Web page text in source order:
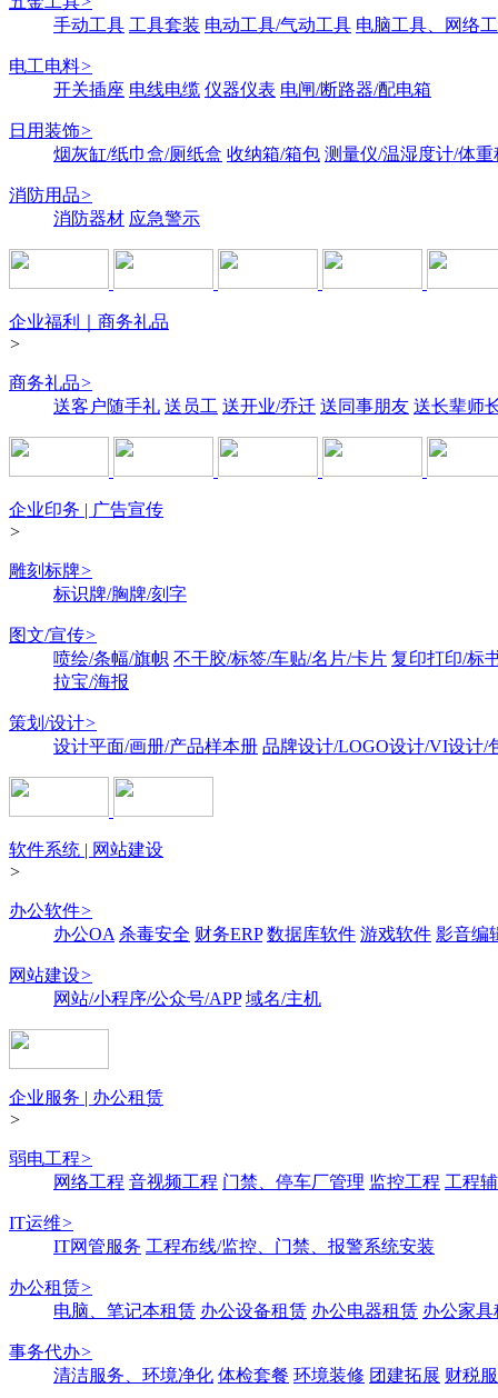
手动工具 工具套装 电动工具/气动工具 电脑工具、网络
电工电料>
开关插座 电线电缆 仪器仪表 电闸/断路器/配电箱
日用装饰>
烟灰缸/纸巾盒/厕纸盒 收纳箱/箱包 测量仪/温湿度计/体重
消防用品>
消防器材 应急警示
企业福利｜商务礼品
>
商务礼品>
送客户随手礼 送员工 送开业/乔迁 送同事朋友 送长辈师
企业印务 | 广告宣传
>
雕刻标牌>
标识牌/胸牌/刻字
图文/宣传>
喷绘/条幅/旗帜 不干胶/标签/车贴/名片/卡片 复印打印/标
拉宝/海报
策划/设计>
设计平面/画册/产品样本册 品牌设计/LOGO设计/VI设计/
软件系统 | 网站建设
>
办公软件>
办公OA 杀毒安全 财务ERP 数据库软件 游戏软件 影音编
网站建设>
网站/小程序/公众号/APP 域名/主机
企业服务 | 办公租赁
>
弱电工程>
网络工程 音视频工程 门禁、停车厂管理 监控工程 工程
IT运维>
IT网管服务 工程布线/监控、门禁、报警系统安装
办公租赁>
电脑、笔记本租赁 办公设备租赁 办公电器租赁 办公家具
事务代办>
清洁服务、环境净化 体检套餐 环境装修 团建拓展 财税